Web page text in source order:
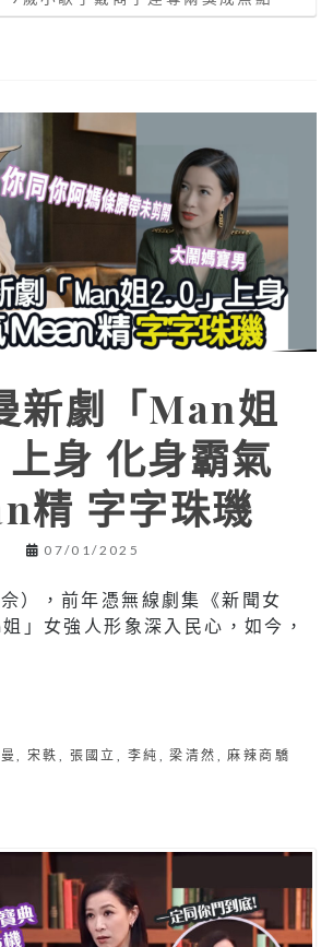
新劇「Man姐
身 化身霸氣
精 字字珠璣
07/01/2025
），前年憑無線劇集《新聞女
」女強人形象深入民心，如今，
宋軼 張國立 李純 ,梁清然 麻辣商驕